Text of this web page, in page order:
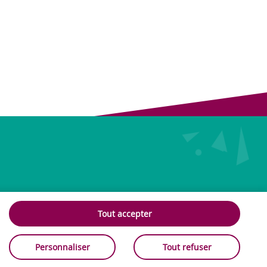
contacter
Tout accepter
Personnaliser Tout refuser